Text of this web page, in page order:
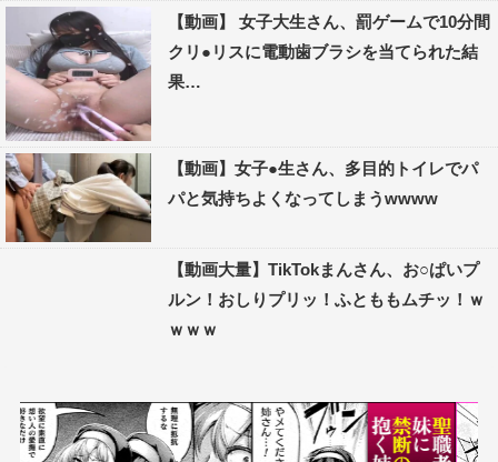
【動画】 女子大生さん、罰ゲームで10分間
クリ●リスに電動歯ブラシを当てられた結
果…
【動画】女子●生さん、多目的トイレでパ
パと気持ちよくなってしまうwwww
【動画大量】TikTokまんさん、お○ぱいプ
ルン！おしりプリッ！ふとももムチッ！ｗ
ｗｗｗ